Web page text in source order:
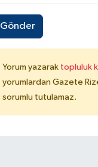
Gönder
Yorum yazarak topluluk
yorumlardan Gazete
sorumlu tutulamaz.